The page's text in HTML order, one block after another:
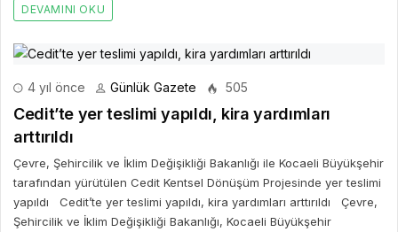
DEVAMINI OKU
4 yıl önce Günlük Gazete 505
Cedit’te yer teslimi yapıldı, kira yardımları
arttırıldı
Çevre, Şehircilik ve İklim Değişikliği Bakanlığı ile Kocaeli Büyükşehir
tarafından yürütülen Cedit Kentsel Dönüşüm Projesinde yer teslimi
yapıldı Cedit’te yer teslimi yapıldı, kira yardımları arttırıldı Çevre,
Şehircilik ve İklim Değişikliği Bakanlığı, Kocaeli Büyükşehir